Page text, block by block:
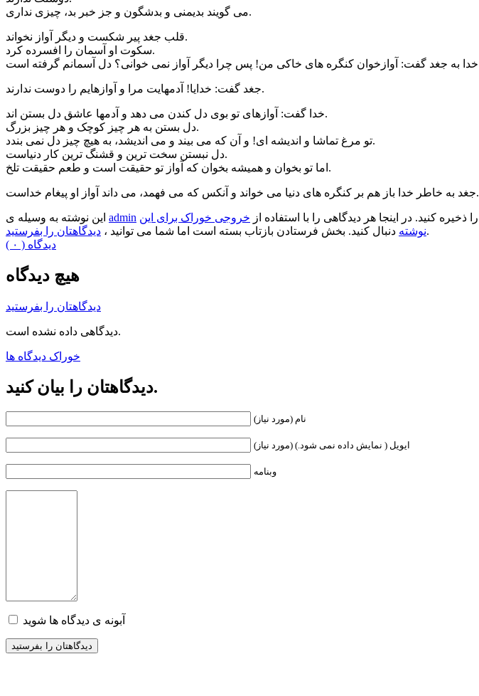
می گویند بدیمنی و بدشگون و جز خبر بد، چیزی نداری.
قلب جغد پیر شکست و دیگر آواز نخواند.
سکوت او آسمان را افسرده کرد.
جغد گفت: خدایا! آدمهایت مرا و آوازهایم را دوست ندارند.
خدا گفت: آوازهای تو بوی دل کندن می دهد و آدمها عاشق دل بستن اند.
دل بستن به هر چیز کوچک و هر چیز بزرگ.
تو مرغ تماشا و اندیشه ای! و آن که می بیند و می اندیشد، به هیچ چیز دل نمی بندد.
دل نبستن سخت ترین و قشنگ ترین کار دنیاست.
اما تو بخوان و همیشه بخوان که آواز تو حقیقت است و طعم حقیقت تلخ.
جغد به خاطر خدا باز هم بر کنگره های دنیا می خواند و آنکس که می فهمد، می داند آواز او پیغام خداست.
admin را ذخیره کنید. در اینجا هر دیدگاهی را با استفاده از خروجی خوراک برای این
نوشته دنبال کنید. بخش فرستادن بازتاب بسته است اما شما می توانید ، دیدگاهتان را بفرستید
.
( ۰ ) دیدگاه
هیچ دیدگاه
دیدگاهتان را بفرستید
دیدگاهی داده نشده است.
خوراک دیدگاه ها
دیدگاهتان را بیان کنید.
نام (مورد نیاز)
ایویل ( نمایش داده نمی شود.) (مورد نیاز)
وبنامه
آبونه ی دیدگاه ها شوید